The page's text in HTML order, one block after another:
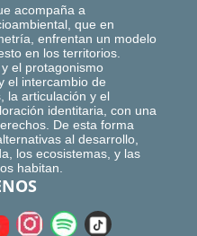
acompaña a
que en
enfrentan un modelo
en los territorios.
el protagonismo
el intercambio de
la articulación y el
identitaria, con una
De esta forma
al desarrollo,
los ecosistemas, y las
habitan.